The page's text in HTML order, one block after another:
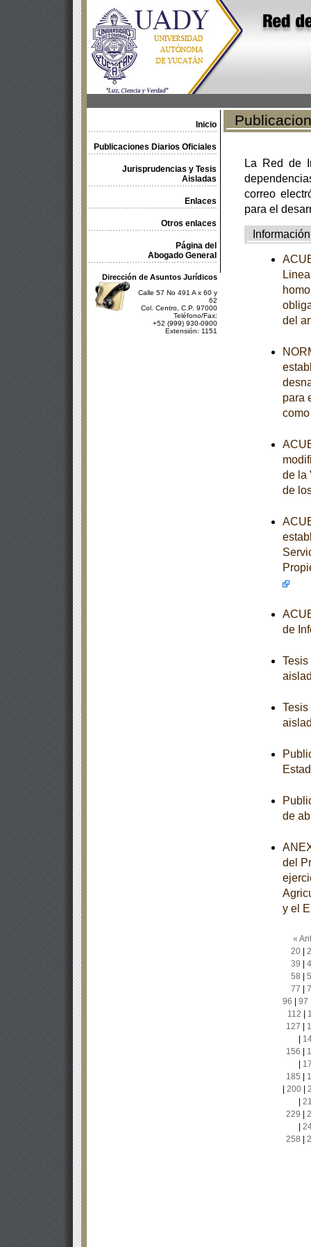
Inicio
Publicaciones Diarios Oficiales
Jurisprudencias y Tesis
Aisladas
Enlaces
Otros enlaces
Página del
Abogado General
Dirección de Asuntos Jurídicos
Calle 57 No 491 A x 60 y
62
Col. Centro, C.P. 97000
Teléfono/Fax:
+52 (999) 930-0900
Extensión: 1151
La Red de
correo
para el
Información
del
para
de la
de
de
de
del
y el
«
20|
39
58
77
96
97
112
127
156
185
200|
229
258